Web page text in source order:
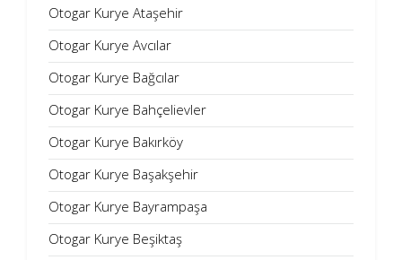
Otogar Kurye Ataşehir
Otogar Kurye Avcılar
Otogar Kurye Bağcılar
Otogar Kurye Bahçelievler
Otogar Kurye Bakırköy
Otogar Kurye Başakşehir
Otogar Kurye Bayrampaşa
Otogar Kurye Beşiktaş